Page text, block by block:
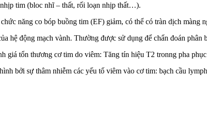
tim (bloc nhĩ – thất, rối loạn nhịp thất…).
năng co bóp buồng tim (EF) giảm, có thể có tràn dịch màng
hệ động mạch vành. Thường được sử dụng để chẩn đoán phân
giá tổn thương cơ tim do viêm: Tăng tín hiệu T2 tronng pha
bởi sự thâm nhiễm các yếu tố viêm vào cơ tim: bạch cầu